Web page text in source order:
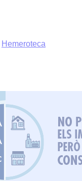
Hemeroteca